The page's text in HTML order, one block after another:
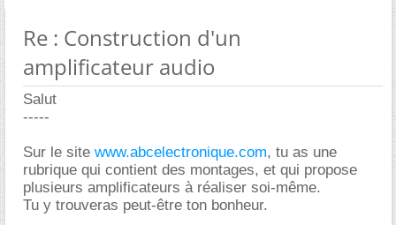
Re : Construction d'un
amplificateur audio
Salut
-----
Sur le site www.abcelectronique.com, tu as une
rubrique qui contient des montages, et qui propose
plusieurs amplificateurs à réaliser soi-même.
Tu y trouveras peut-être ton bonheur.